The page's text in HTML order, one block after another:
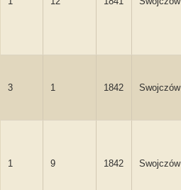
3 1 1842 Swojczów
1 9 1842 Swojczów